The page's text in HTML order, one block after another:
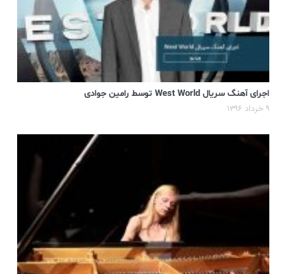
اجرای آهنگ سریال West World توسط رامین جوادی
۹ خرداد ۱۳۹۶